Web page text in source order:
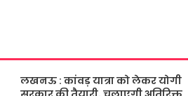
लखनऊ : कांवड़ यात्रा को लेकर योगी